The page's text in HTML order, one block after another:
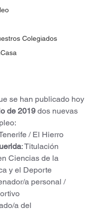
Colegiados
se han publicado hoy
de 2019 dos nuevas
/ El Hierro
: Titulación
Ciencias de la
y el Deporte
a personal /
a del